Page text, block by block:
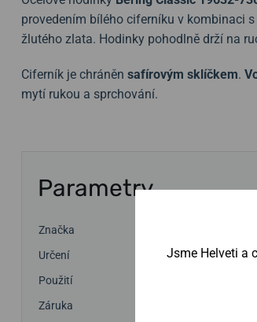
provedením bílého ciferníku v kombinaci
žlutého zlata. Hodinky pohodlně drží na
Ciferník je chráněn safírovým sklíčkem.
mytí rukou a sprchování.
Parametry
Značka
Určení
Dámské
Použití
Záruka
Jsme Helveti a